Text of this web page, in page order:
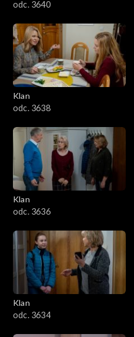
odc. 3640
Klan
odc. 3638
Klan
odc. 3636
Klan
odc. 3634